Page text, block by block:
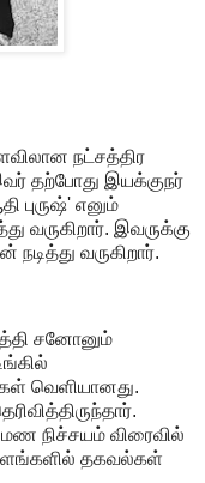
நட்சத்திர
இவர் தற்போது இயக்குநர்
புருஷ்' எனும்
வருகிறார். இவருக்கு
நடித்து வருகிறார்.
சனோனும்
வெளியானது.
நிச்சயம் விரைவில்
தகவல்கள்